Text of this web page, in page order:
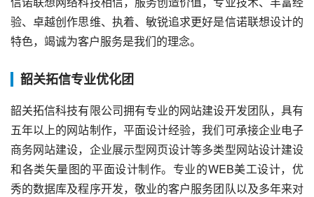
验、卓越创作思维、执着、敏锐追求更好是信诺联想设计的
特色，竭诚为客户服务是我们的理念。
韶关拓信专业优化团
韶关拓信科技有限公司拥有专业的网站建设开发团队，具有
五年以上的网站制作，平面设计经验，我们可承接企业电子
商务网站建设，企业展示型网页设计等多类型网站设计建设
和各类矢量图的平面设计制作。专业的WEB美工设计，优
秀的数据库及程序开发，敬业的客户服务团队以及多年来对